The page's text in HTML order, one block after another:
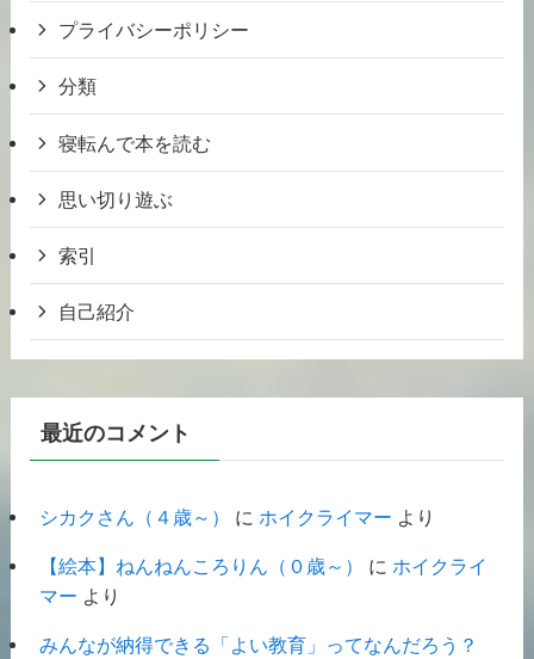
プライバシーポリシー
分類
寝転んで本を読む
思い切り遊ぶ
索引
自己紹介
最近のコメント
シカクさん（４歳～） に ホイクライマー より
【絵本】ねんねんころりん（０歳～） に ホイクライ
マー より
みんなが納得できる「よい教育」ってなんだろう？